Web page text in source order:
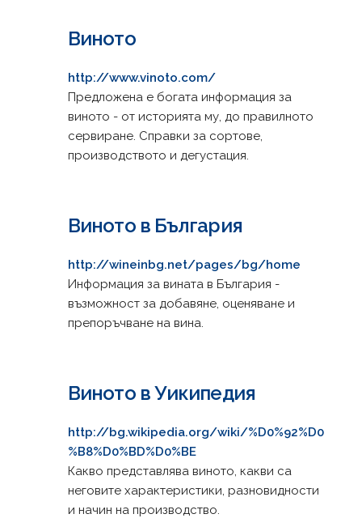
Виното
http://www.vinoto.com/
Предложена е богата информация за
виното - от историята му, до правилното
сервиране. Справки за сортове,
производството и дегустация.
Виното в България
http://wineinbg.net/pages/bg/home
Информация за вината в България -
възможност за добавяне, оценяване и
препоръчване на вина.
Виното в Уикипедия
http://bg.wikipedia.org/wiki/%D0%92%D0
%B8%D0%BD%D0%BE
Какво представлява виното, какви са
неговите характеристики, разновидности
и начин на производство.